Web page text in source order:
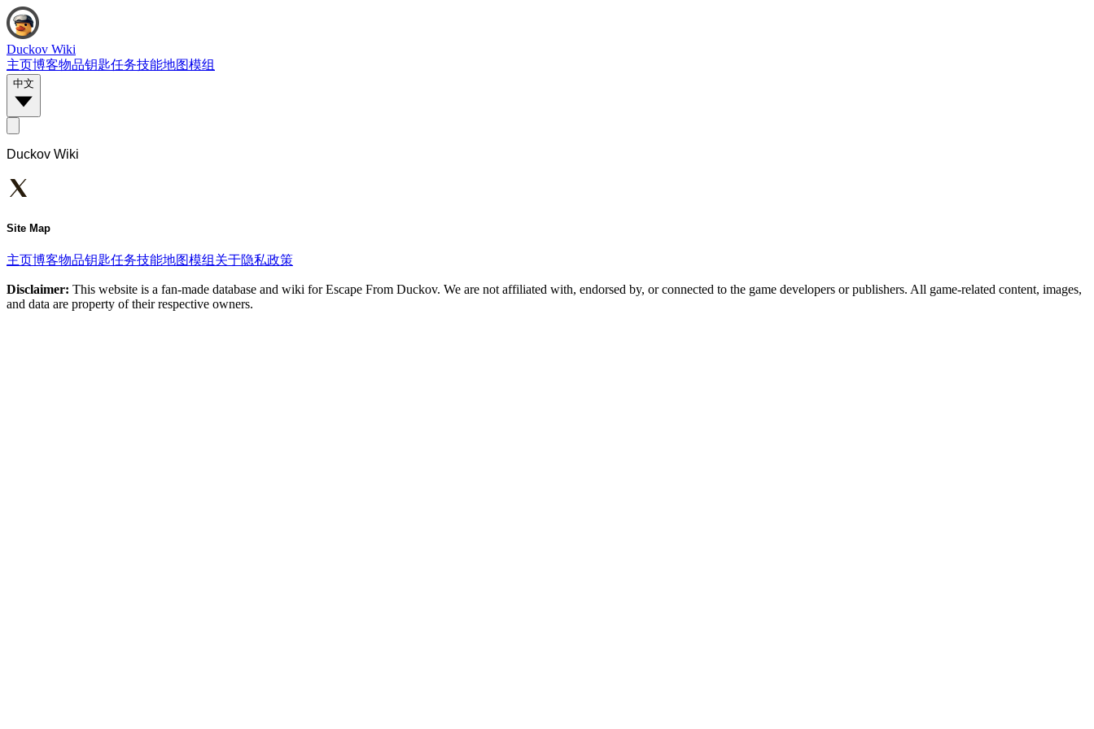
Duckov Wiki
主页博客物品钥匙任务技能地图模组
中文
Duckov Wiki
Site Map
主页博客物品钥匙任务技能地图模组 关于隐私政策
Disclaimer: This website is a fan-made database and wiki for Escape From Duckov. We are not affiliated with, endorsed by, or connected to the game developers or publishers. All game-related content, images,
and data are property of their respective owners.